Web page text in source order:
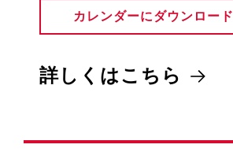
カレンダーにダウンロード
詳しくはこちら